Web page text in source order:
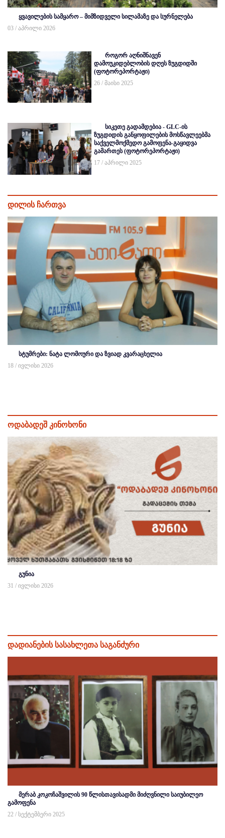
ყვავილების სამყარო – მიმზიდველი სილამაზე და სურნელება
03 / აპრილი 2026
როგორ აღნიშნავენ
დამოუკიდებლობის დღეს ზუგდიდში
(ფოტორეპორტაჟი)
26 / მაისი 2025
სიკეთე გადამდებია - GLC-ის
ზუგდიდის განყოფილების მოსწავლეებმა
საქველმოქმედო გამოფენა-გაყიდვა
გამართეს (ფოტორეპორტაჟი)
17 / აპრილი 2025
დილის ჩართვა
სტუმრები: ნატა ლომოური და ზვიად კვარაცხელია
18 / ივლისი 2026
ოდაბადეშ კინოხონი
გუნია
31 / ივლისი 2026
დადიანების სასახლეთა საგანძური
მერაბ კოკოჩაშვილის 90 წლისთავისადმი მიძღვნილი საიუბილეო
გამოფენა
22 / სექტემბერი 2025